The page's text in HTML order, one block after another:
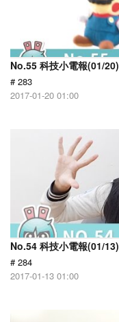
No.55 科技小電報(01/20)
# 283
2017-01-20 01:00
No.54 科技小電報(01/13)
# 284
2017-01-13 01:00